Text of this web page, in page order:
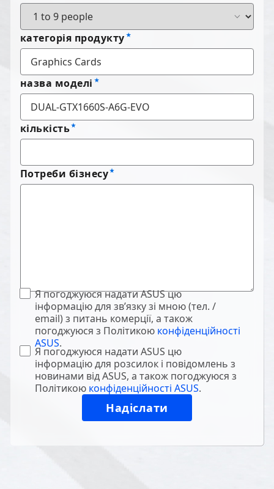
категорія продукту
назва моделі
кількість
Потреби бізнесу
Я погоджуюся надати ASUS цю
інформацію для зв’язку зі мною (тел. /
email) з питань комерції, а також
погоджуюся з Політикою конфіденційності
ASUS.
Я погоджуюся надати ASUS цю
інформацію для розсилок і повідомлень з
новинами від ASUS, а також погоджуюся з
Політикою конфіденційності ASUS.